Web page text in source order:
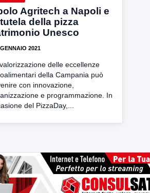
Agritech a Napoli e
tutela della pizza
Unesco
2021
delle eccellenze
della Campania può
con innovazione,
e programmazione. In
del PizzaDay,...